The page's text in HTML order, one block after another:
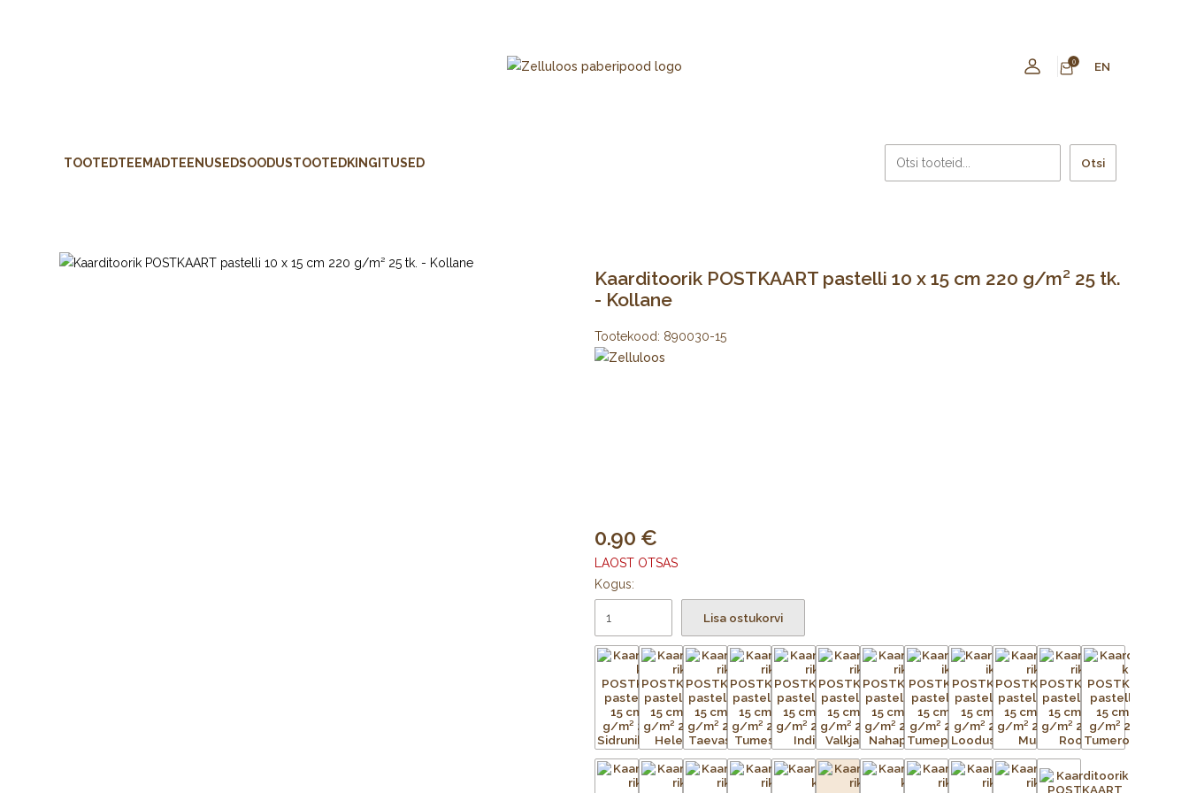
0 EN
TOOTEDTEEMADTEENUSEDSOODUSTOOTEDKINGITUSED Otsi
Kaarditoorik POSTKAART pastelli 10 x 15 cm 220 g/m² 25 tk.
- Kollane
Tootekood: 890030-15
0.90
LAOST OTSAS
Kogus:
Lisa ostukorvi